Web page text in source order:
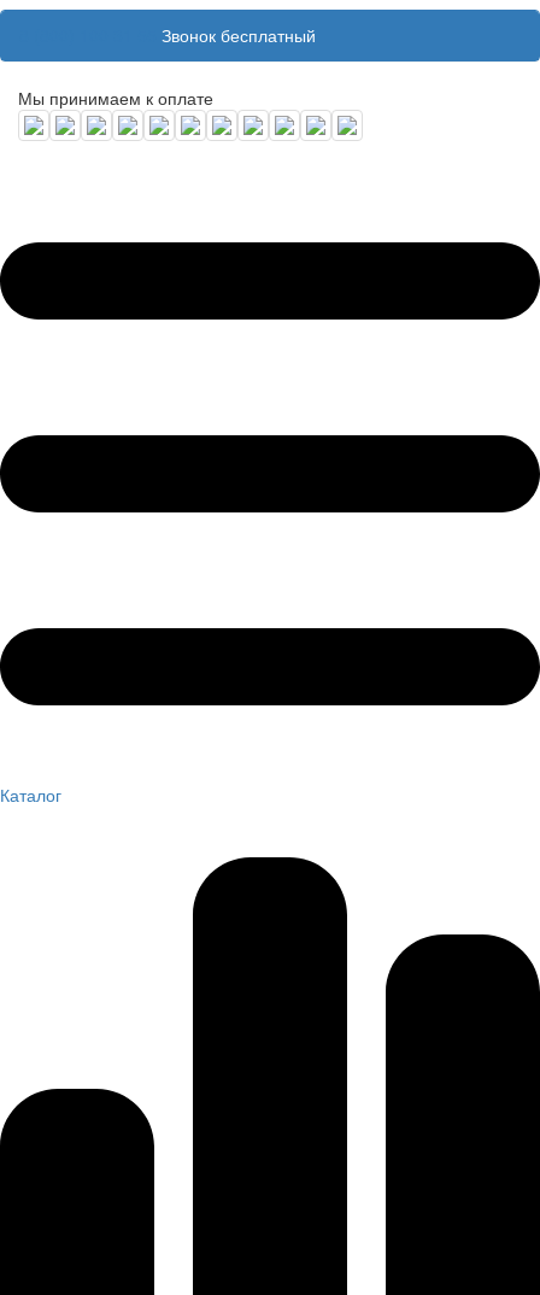
Звонок бесплатный
Мы принимаем к оплате
Каталог